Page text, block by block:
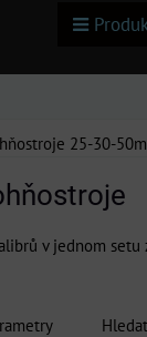
25-30-
v jednom setu